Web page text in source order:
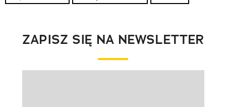
ZAPISZ SIĘ NA NEWSLETTER